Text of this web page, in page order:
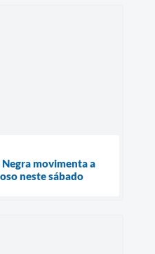
Negra movimenta a
neste sábado